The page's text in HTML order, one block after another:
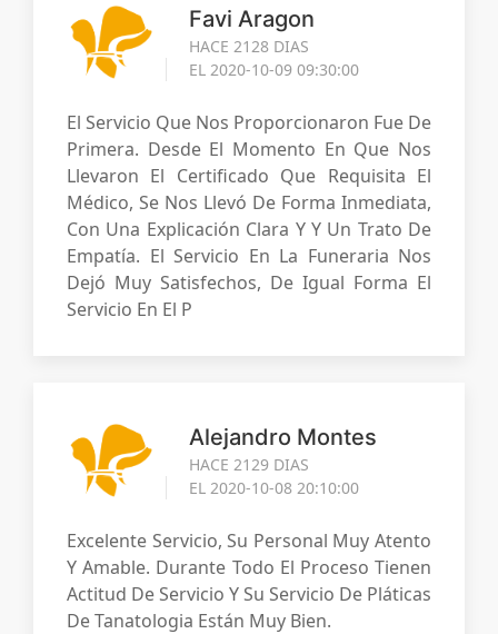
Favi Aragon
HACE 2128 DIAS
EL 2020-10-09 09:30:00
El Servicio Que Nos Proporcionaron Fue De
Primera. Desde El Momento En Que Nos
Llevaron El Certificado Que Requisita El
Médico, Se Nos Llevó De Forma Inmediata,
Con Una Explicación Clara Y Y Un Trato De
Empatía. El Servicio En La Funeraria Nos
Dejó Muy Satisfechos, De Igual Forma El
Servicio En El P
Alejandro Montes
HACE 2129 DIAS
EL 2020-10-08 20:10:00
Excelente Servicio, Su Personal Muy Atento
Y Amable. Durante Todo El Proceso Tienen
Actitud De Servicio Y Su Servicio De Pláticas
De Tanatologia Están Muy Bien.